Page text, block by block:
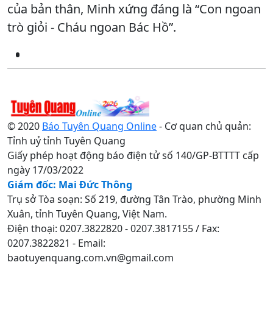
của bản thân, Minh xứng đáng là “Con ngoan
trò giỏi - Cháu ngoan Bác Hồ”.
© 2020 Báo Tuyên Quang Online- Cơ quan chủ quản:
Tỉnh uỷ tỉnh Tuyên Quang
Giấy phép hoạt động báo điện tử số 140/GP-BTTTT cấp
ngày 17/03/2022
Giám đốc: Mai Đức Thông
Trụ sở Tòa soạn: Số 219, đường Tân Trào, phường Minh
Xuân, tỉnh Tuyên Quang, Việt Nam.
Điện thoại: 0207.3822820 - 0207.3817155 / Fax:
0207.3822821 - Email:
baotuyenquang.com.vn@gmail.com